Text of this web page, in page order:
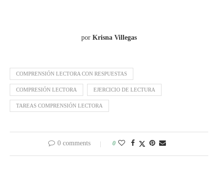
por Krisna Villegas
COMPRENSIÓN LECTORA CON RESPUESTAS
COMPRESIÓN LECTORA EJERCICIO DE LECTURA
TAREAS COMPRENSIÓN LECTORA
0 comments 0